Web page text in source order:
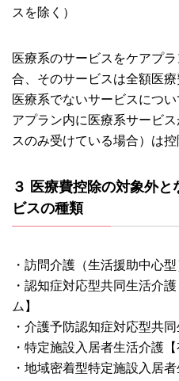
スを除く）
医療系のサービスをケアプ
合、そのサービスは全額医
医療系でないサービスにつ
アプラン内に医療系サービ
スのみ受けている場合）は控
３ 医療費控除の対象外
ビスの種類
・訪問介護（生活援助中心型
・認知症対応型共同生活介
ム】
・介護予防認知症対応型共
・特定施設入居者生活介護
・地域密着型特定施設入居